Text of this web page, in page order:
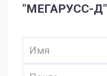
"МЕГАРУСС-Д"